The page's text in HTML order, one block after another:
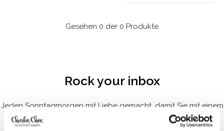
Gesehen 0 der 0 Produkte
Rock your inbox
Jeden Sonntagmorgen mit Liebe gemacht, damit Sie mit einem